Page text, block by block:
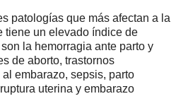
patologías que más afectan a la
tiene un elevado índice de
la hemorragia ante parto y
de aborto, trastornos
embarazo, sepsis, parto
uterina y embarazo